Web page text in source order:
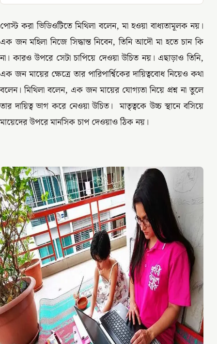
পোস্ট করা ভিডিওটিতে মিথিলা বলেন, মা হওয়া বাধ্যতামূলক নয়।
এক জন মহিলা নিজে সিদ্ধান্ত নিবেন, তিনি আদৌ মা হতে চান কি
না। কারও উপরে সেটা চাপিয়ে দেওয়া উচিত নয়। এছাড়াও তিনি,
এক জন মায়ের ক্ষেত্রে তার পারিপার্শ্বিকের দায়িত্ববোধ নিয়েও কথা
বলেন। মিথিলা বলেন, এক জন মায়ের যোগ্যতা নিয়ে প্রশ্ন না তুলে
তার দায়িত্ব ভাগ করে নেওয়া উচিত। মাতৃত্বকে উচ্চ স্থানে বসিয়ে
মায়েদের উপরে মানসিক চাপ দেওয়াও ঠিক নয়।